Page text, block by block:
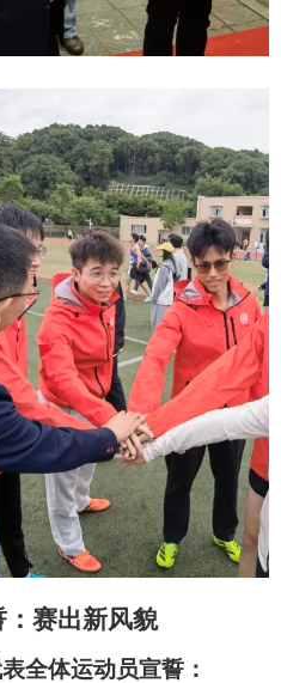
：赛出新风貌
全体运动员宣誓：